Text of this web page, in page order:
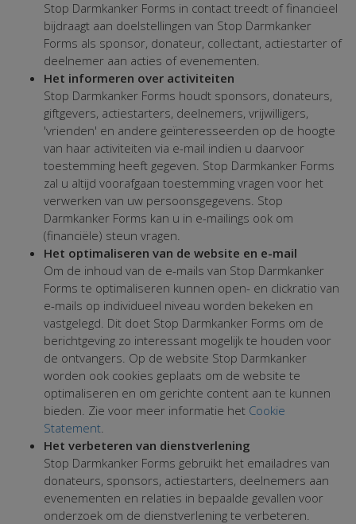
Stop Darmkanker Forms in contact treedt of financieel
bijdraagt aan doelstellingen van Stop Darmkanker
Forms als sponsor, donateur, collectant, actiestarter of
deelnemer aan acties of evenementen.
Het informeren over activiteiten
Stop Darmkanker Forms houdt sponsors, donateurs,
giftgevers, actiestarters, deelnemers, vrijwilligers,
'vrienden' en andere geïnteresseerden op de hoogte
van haar activiteiten via e-mail indien u daarvoor
toestemming heeft gegeven. Stop Darmkanker Forms
zal u altijd voorafgaan toestemming vragen voor het
verwerken van uw persoonsgegevens. Stop
Darmkanker Forms kan u in e-mailings ook om
(financiële) steun vragen.
Het optimaliseren van de website en e-mail
Om de inhoud van de e-mails van Stop Darmkanker
Forms te optimaliseren kunnen open- en clickratio van
e-mails op individueel niveau worden bekeken en
vastgelegd. Dit doet Stop Darmkanker Forms om de
berichtgeving zo interessant mogelijk te houden voor
de ontvangers. Op de website Stop Darmkanker
worden ook cookies geplaats om de website te
optimaliseren en om gerichte content aan te kunnen
bieden. Zie voor meer informatie het Cookie
Statement
Het verbeteren van dienstverlening
Stop Darmkanker Forms gebruikt het emailadres van
donateurs, sponsors, actiestarters, deelnemers aan
evenementen en relaties in bepaalde gevallen voor
onderzoek om de dienstverlening te verbeteren.